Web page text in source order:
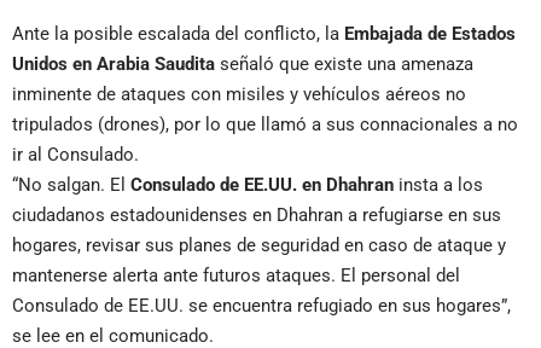
Ante la posible escalada del conflicto, la Embajada de Estados
Unidos en Arabia Saudita señaló que existe una amenaza
inminente de ataques con misiles y vehículos aéreos no
tripulados (drones), por lo que llamó a sus connacionales a no
ir al Consulado.
“No salgan. El Consulado de EE.UU. en Dhahran insta a los
ciudadanos estadounidenses en Dhahran a refugiarse en sus
hogares, revisar sus planes de seguridad en caso de ataque y
mantenerse alerta ante futuros ataques. El personal del
Consulado de EE.UU. se encuentra refugiado en sus hogares”,
se lee en el comunicado.